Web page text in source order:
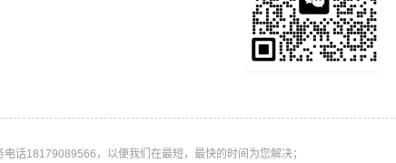
长沙到璧山区物流多种运输方
话18179089566，以便我们在最短，最快的时间为您解决；